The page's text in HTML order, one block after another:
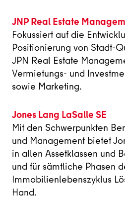
JNP Real Estate
Fokussiert auf die
Positionierung von Stadt-
JPN Real Estate
Vermietungs- und
sowie Marketing.
Jones Lang LaSalle SE
Mit den Schwerpunkten
und Management bietet
in allen Assetklassen und
und für sämtliche Phasen
Immobilienlebenszyklus
Hand.